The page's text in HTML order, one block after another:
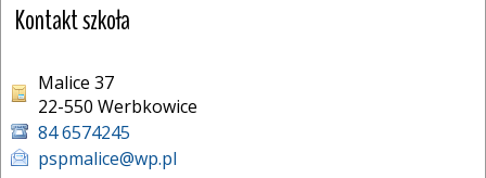
Kontakt szkoła
Malice 37
22-550 Werbkowice
84 6574245
pspmalice@wp.pl